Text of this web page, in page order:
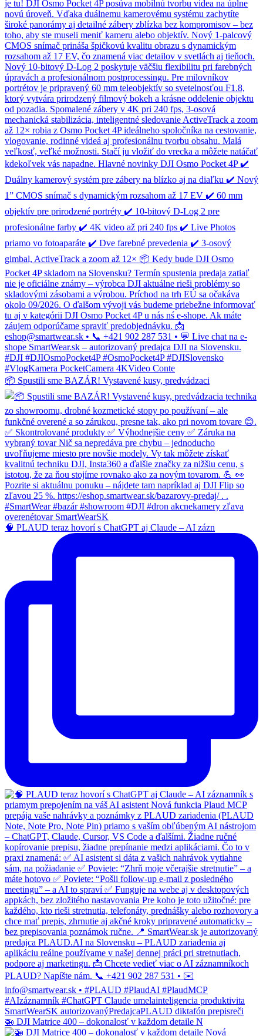
📦 Spustili sme BAZÁR! Vystavené kusy, predvádzaci
🧠 PLAUD teraz hovorí s ChatGPT aj Claude – AI zázn
🚁 DJI Matrice 400 – dokonalosť v každom detaile N